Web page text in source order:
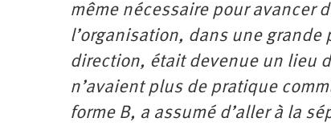
même nécessaire pour avancer
l’organisation, dans une
direction, était devenue un lieu
n’avaient plus de pratique
forme B, a assumé d’aller à la